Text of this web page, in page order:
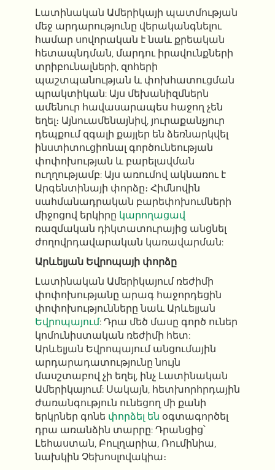
Լատինական Ամերիկայի պատմության
մեջ արդարությունը վերականգնելու
համար սովորական է նաև քրեական
հետապնդման, մարդու իրավունքների
տրիբունալների, զոհերի
պաշտպանության և փոխհատուցման
պրակտիկան:Այս մեխանիզմներն
ամենուր հավասարապես հաջող չեն
եղել։ Այնուամենայնիվ, յուրաքանչյուր
դեպքում զգալի քայլեր են ձեռնարկվել
ինստիտուցիոնալ գործունեության
փոփոխության և բարելավման
ուղղությամբ: Այս առումով ակնառու է
Արգենտինայի փորձը։ Հիմնովին
սահմանադրական բարեփոխումների
միջոցով երկիրը կարողացավ
ռազմական դիկտատուրայից անցնել
ժողովրդավարական կառավարման:
Արևելյան Եվրոպայի փորձը
Լատինական Ամերիկայում ռեժիմի
փոփոխությանը արագ հաջորդեցին
փոփոխությունները նաև Արևելյան
Եվրոպայում: Դրա մեծ մասը գործ ուներ
կոմունիստական ռեժիմի հետ:
Արևելյան Եվրոպայում անցումային
արդարադատությունը նույն
մասշտաբով չի եղել, ինչ Լատինական
Ամերիկայում: Սակայն, հետխորհրդային
ժառանգություն ունեցող մի քանի
երկրներ գոնե փորձել են օգտագործել
դրա առանձին տարրը: Դրանցից՝
Լեհաստան, Բուլղարիա, Ռումինիա,
նախկին Չեխոսլովակիա։